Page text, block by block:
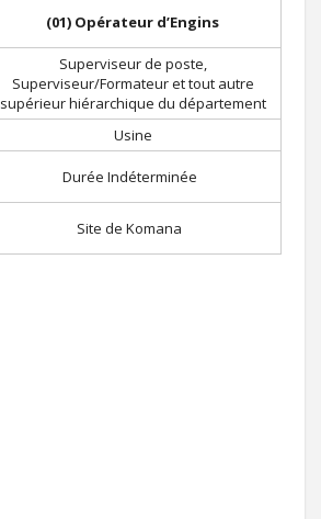
(01) Opérateur d’Engins
Superviseur de poste,
Superviseur/Formateur et tout autre
supérieur hiérarchique du département
Usine
Durée Indéterminée
Site de Komana